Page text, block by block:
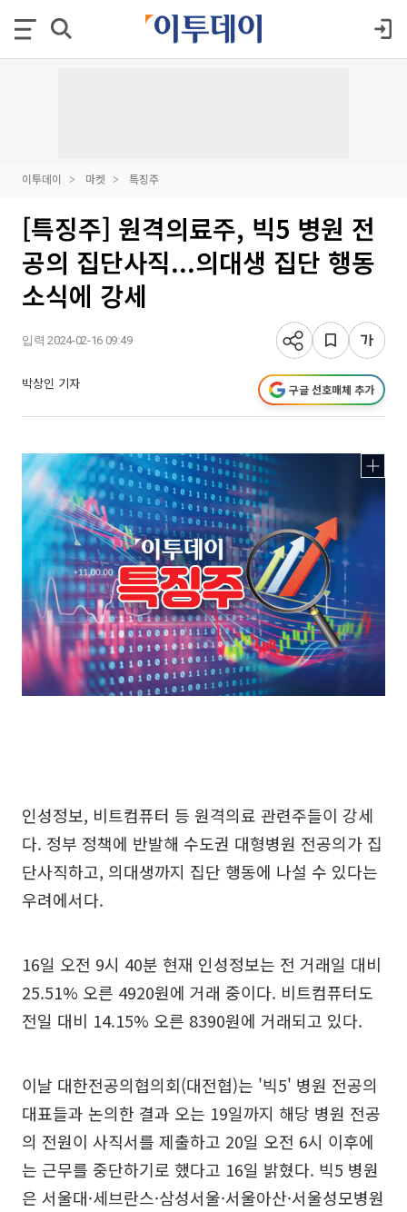
이투데이 마켓 특징주
[특징주] 원격의료주, 빅5 병원 전
공의 집단사직...의대생 집단 행동
소식에 강세
입력 2024-02-16 09:49
박상인 기자 구글 선호매체 추가
인성정보, 비트컴퓨터 등 원격의료 관련주들이 강세
다. 정부 정책에 반발해 수도권 대형병원 전공의가 집
단사직하고, 의대생까지 집단 행동에 나설 수 있다는
우려에서다.
16일 오전 9시 40분 현재 인성정보는 전 거래일 대비
25.51% 오른 4920원에 거래 중이다. 비트컴퓨터도
전일 대비 14.15% 오른 8390원에 거래되고 있다.
이날 대한전공의협의회(대전협)는 '빅5' 병원 전공의
대표들과 논의한 결과 오는 19일까지 해당 병원 전공
의 전원이 사직서를 제출하고 20일 오전 6시 이후에
는 근무를 중단하기로 했다고 16일 밝혔다. 빅5 병원
은 서울대·세브란스·삼성서울·서울아산·서울성모병원